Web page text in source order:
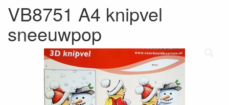
VB8751 A4 knipvel
sneeuwpop